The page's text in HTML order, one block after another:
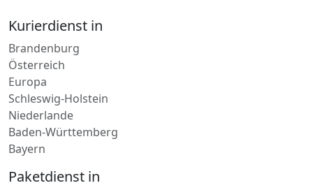
Kurierdienst in
Brandenburg
Österreich
Europa
Schleswig-Holstein
Niederlande
Baden-Württemberg
Bayern
Paketdienst in